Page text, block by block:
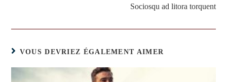
Sociosqu ad litora torquent
VOUS DEVRIEZ ÉGALEMENT AIMER